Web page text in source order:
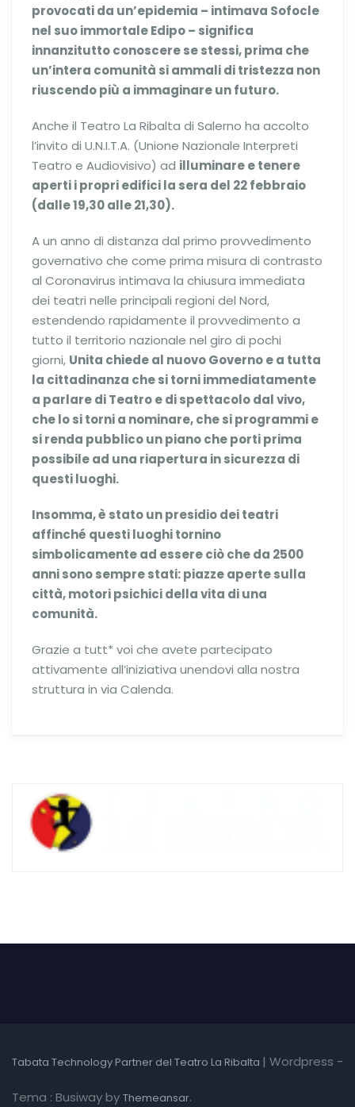
provocati da un’epidemia – intimava Sofocle
nel suo immortale Edipo – significa
innanzitutto conoscere se stessi, prima che
un’intera comunità si ammali di tristezza non
riuscendo più a immaginare un futuro.
Anche il Teatro La Ribalta di Salerno ha accolto
l’invito di U.N.I.T.A. (Unione Nazionale Interpreti
Teatro e Audiovisivo) ad illuminare e tenere
aperti i propri edifici la sera del 22 febbraio
(dalle 19,30 alle 21,30).
A un anno di distanza dal primo provvedimento
governativo che come prima misura di contrasto
al Coronavirus intimava la chiusura immediata
dei teatri nelle principali regioni del Nord,
estendendo rapidamente il provvedimento a
tutto il territorio nazionale nel giro di pochi
giorni, Unita chiede al nuovo Governo e a tutta
la cittadinanza che si torni immediatamente
a parlare di Teatro e di spettacolo dal vivo,
che lo si torni a nominare, che si programmi e
si renda pubblico un piano che porti prima
possibile ad una riapertura in sicurezza di
questi luoghi.
Insomma, è stato un presidio dei teatri
affinché questi luoghi tornino
simbolicamente ad essere ciò che da 2500
anni sono sempre stati: piazze aperte sulla
città, motori psichici della vita di una
comunità.
Grazie a tutt* voi che avete partecipato
attivamente all’iniziativa unendovi alla nostra
struttura in via Calenda.
Tabata Technology Partner del Teatro La Ribalta | Wordpress -
Tema : Busiway by Themeansar.